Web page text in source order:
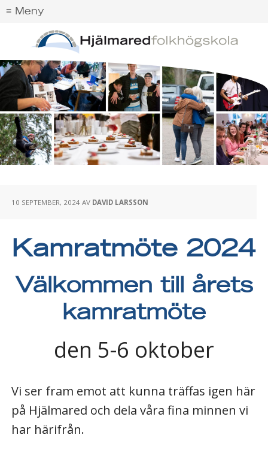
10 SEPTEMBER, 2024 AV DAVID LARSSON
Kamratmöte 2024
Välkommen till årets
kamratmöte
den 5-6 oktober
Vi ser fram emot att kunna träffas igen här
på Hjälmared och dela våra fina minnen vi
har härifrån.